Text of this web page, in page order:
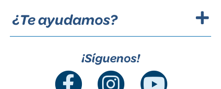
¿Te ayudamos?
¡Síguenos!